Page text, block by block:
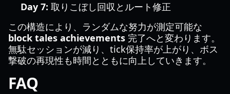
Day 7: 取りこぼし回収とルート修正
この構造により、ランダムな努力が測定可能な
block tales achievements 完了へと変わります。
無駄セッションが減り、tick保持率が上がり、ボス
撃破の再現性も時間とともに向上していきます。
FAQ